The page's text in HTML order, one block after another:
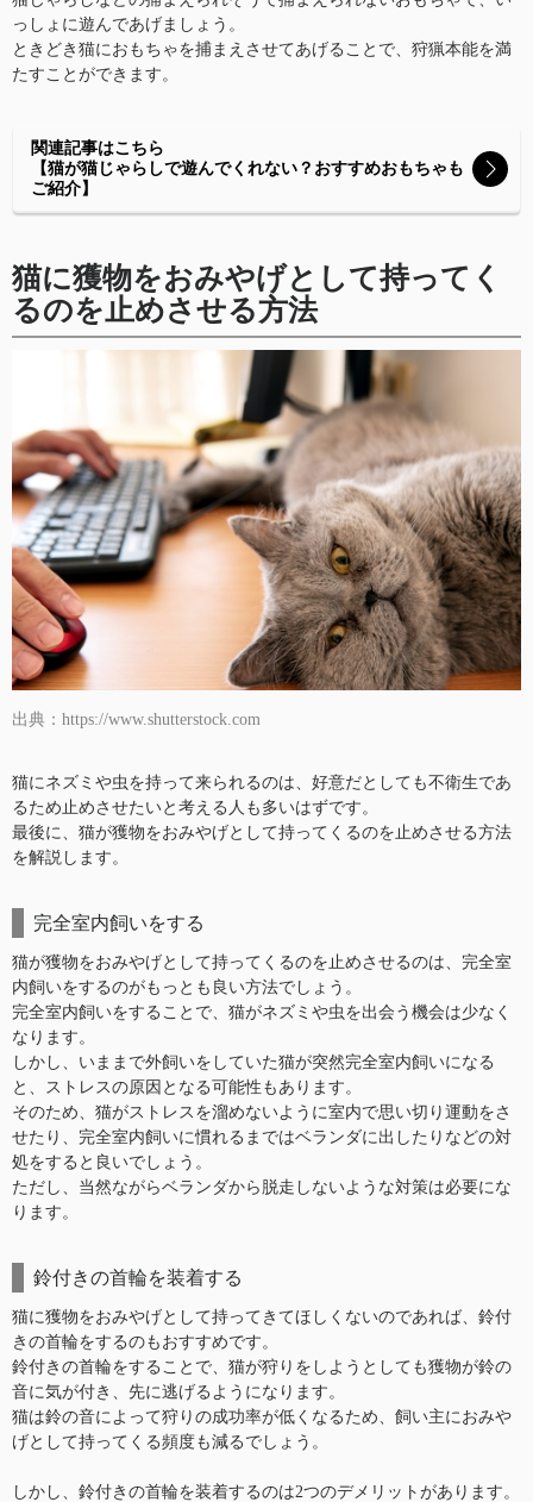
っしょに遊んであげましょう。
ときどき猫におもちゃを捕まえさせてあげることで、狩猟本能を満
たすことができます。
関連記事はこちら
【猫が猫じゃらしで遊んでくれない？おすすめおもちゃも
ご紹介】
猫に獲物をおみやげとして持ってく
るのを止めさせる方法
出典：https://www.shutterstock.com
猫にネズミや虫を持って来られるのは、好意だとしても不衛生であ
るため止めさせたいと考える人も多いはずです。
最後に、猫が獲物をおみやげとして持ってくるのを止めさせる方法
を解説します。
完全室内飼いをする
猫が獲物をおみやげとして持ってくるのを止めさせるのは、完全室
内飼いをするのがもっとも良い方法でしょう。
完全室内飼いをすることで、猫がネズミや虫を出会う機会は少なく
なります。
しかし、いままで外飼いをしていた猫が突然完全室内飼いになる
と、ストレスの原因となる可能性もあります。
そのため、猫がストレスを溜めないように室内で思い切り運動をさ
せたり、完全室内飼いに慣れるまではベランダに出したりなどの対
処をすると良いでしょう。
ただし、当然ながらベランダから脱走しないような対策は必要にな
ります。
鈴付きの首輪を装着する
猫に獲物をおみやげとして持ってきてほしくないのであれば、鈴付
きの首輪をするのもおすすめです。
鈴付きの首輪をすることで、猫が狩りをしようとしても獲物が鈴の
音に気が付き、先に逃げるようになります。
猫は鈴の音によって狩りの成功率が低くなるため、飼い主におみや
げとして持ってくる頻度も減るでしょう。
しかし、鈴付きの首輪を装着するのは2つのデメリットがあります。